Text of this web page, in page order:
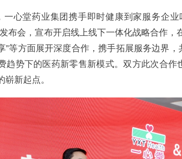
一心堂药业集团携手即时健康到家服务企
布会，宣布开启线上线下一体化战略合作，
”等方面展开深度合作，携手拓展服务边界
趋势下的医药新零售新模式。双方此次合
崭新起点。